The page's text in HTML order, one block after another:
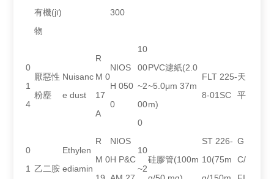
有機(jī)
物
300
0
1
4
厭惡性
粉塵
Nuisanc
e dust
R
M 0
17
A
NIOS
H 050
0
10
00
~2
00
0
PVC濾紙(2.0
~5.0μm 37m
m)
FLT 225-
8-01SC
天
平
0
1
乙二胺
Ethylen
ediamin
R
M 0
NIOS
H P&C
10
~2
硅膠管(100m
ST 226-
10(75m
G
C/